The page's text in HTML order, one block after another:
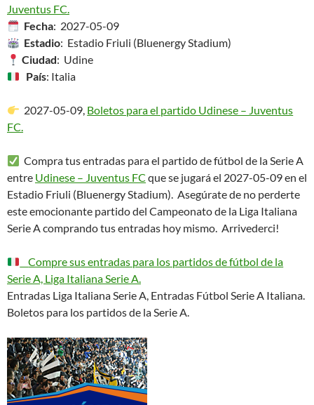
Juventus FC.
Fecha: 2027-05-09
Estadio: Estadio Friuli (Bluenergy Stadium)
Ciudad: Udine
País: Italia
2027-05-09, Boletos para el partido Udinese – Juventus
FC.
Compra tus entradas para el partido de fútbol de la Serie A
entre Udinese – Juventus FC que se jugará el 2027-05-09 en el
Estadio Friuli (Bluenergy Stadium). Asegúrate de no perderte
este emocionante partido del Campeonato de la Liga Italiana
Serie A comprando tus entradas hoy mismo. Arrivederci!
Compre sus entradas para los partidos de fútbol de la
Serie A, Liga Italiana Serie A.
Entradas Liga Italiana Serie A, Entradas Fútbol Serie A Italiana.
Boletos para los partidos de la Serie A.